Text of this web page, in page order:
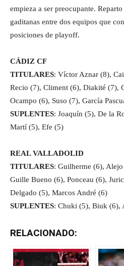
empieza a ser preocupante.
gaditanas entre dos equipos que
posiciones de playoff.
CÁDIZ CF
TITULARES: Víctor Aznar (8),
Recio (7), Climent (6), Diakité (7),
Ocampo (6), Suso (7), García
SUPLENTES: Joaquín (5), De la
Martí (5), Efe (5)
REAL VALLADOLID
TITULARES: Guilherme (6),
Guille Bueno (6), Ponceau (6),
Delgado (5), Marcos André (6)
SUPLENTES: Chuki (5), Biuk (6),
RELACIONADO: